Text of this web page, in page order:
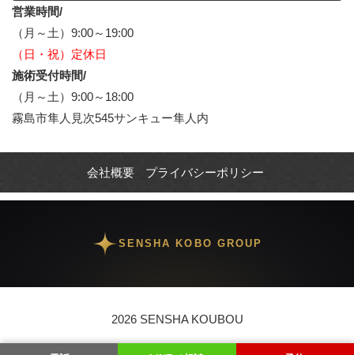
営業時間/
（月～土）9:00～19:00
（日・祝）定休日
施術受付時間/
（月～土）9:00～18:00
霧島市隼人見次545サンキュー隼人内
会社概要 プライバシーポリシー
SENSHA KOBO GROUP
2026 SENSHA KOUBOU